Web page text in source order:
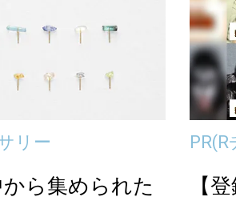
リー
ら集められた
PR(R
【